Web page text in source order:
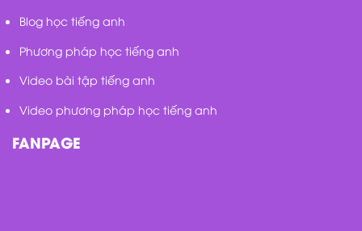
Blog học tiếng anh
Phương pháp học tiếng anh
Video bài tập tiếng anh
Video phương pháp học tiếng anh
FANPAGE